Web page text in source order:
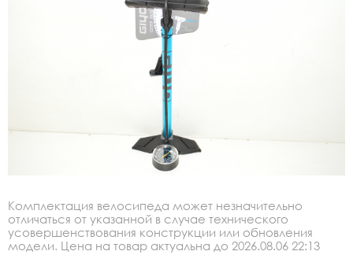
Комплектация велосипеда может незначительно
отличаться от указанной в случае технического
усовершенствования конструкции или обновления
модели. Цена на товар актуальна до 2026.08.06 22:13